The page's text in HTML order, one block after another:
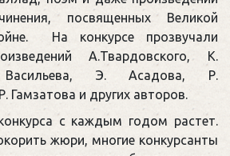
посвященных Великой
На конкурсе прозвучали
А.Твардовского, К.
Э. Асадова, Р.
Гамзатова и других авторов.
с каждым годом растет.
жюри, многие конкурсанты